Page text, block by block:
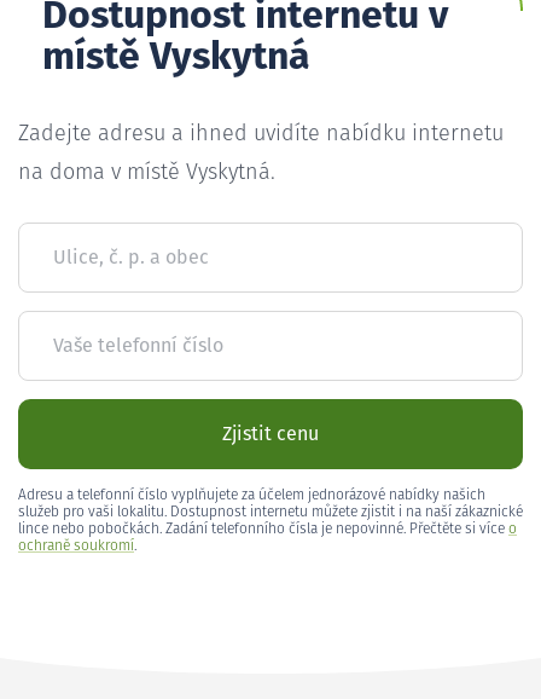
Dostupnost internetu v
místě Vyskytná
Zadejte adresu a ihned uvidíte nabídku internetu
na doma v místě Vyskytná.
Ulice, č. p. a obec
Vaše telefonní číslo
Zjistit cenu
Adresu a telefonní číslo vyplňujete za účelem jednorázové nabídky našich
služeb pro vaši lokalitu. Dostupnost internetu můžete zjistit i na naší zákaznické
lince nebo pobočkách. Zadání telefonního čísla je nepovinné. Přečtěte si více o
ochraně soukromí.